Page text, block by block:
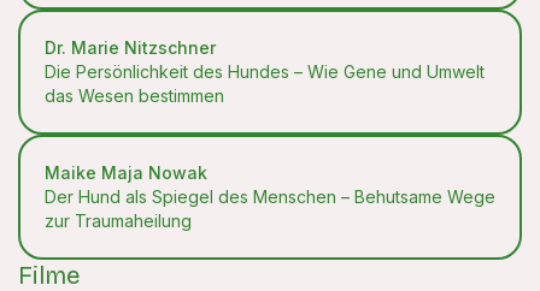
Dr. Marie Nitzschner
Die Persönlichkeit des Hundes – Wie Gene und Umwelt
das Wesen bestimmen
Maike Maja Nowak
Der Hund als Spiegel des Menschen – Behutsame Wege
zur Traumaheilung
Filme